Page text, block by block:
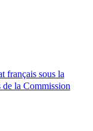
français sous la
de la Commission